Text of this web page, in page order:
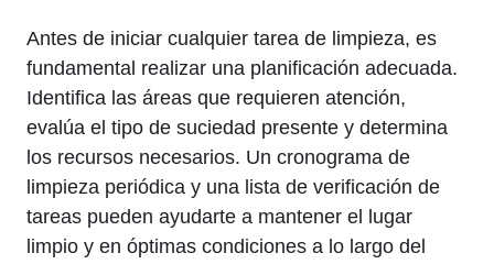
Antes de iniciar cualquier tarea de limpieza, es
fundamental realizar una planificación adecuada.
Identifica las áreas que requieren atención,
evalúa el tipo de suciedad presente y determina
los recursos necesarios. Un cronograma de
limpieza periódica y una lista de verificación de
tareas pueden ayudarte a mantener el lugar
limpio y en óptimas condiciones a lo largo del